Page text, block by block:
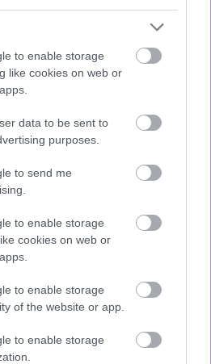
to enable storage
like cookies on web or
data to be sent to
purposes.
to send me
to enable storage
cookies on web or
to enable storage
of the website or app.
to enable storage
Μείνε
άλλους να